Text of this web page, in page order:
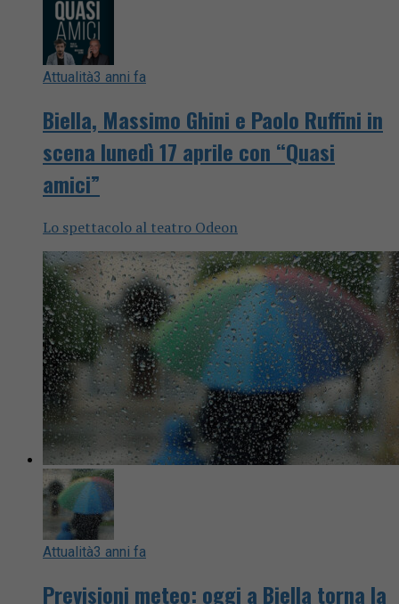
Attualità3 anni fa
Biella, Massimo Ghini e Paolo Ruffini in
scena lunedì 17 aprile con “Quasi
amici”
Lo spettacolo al teatro Odeon
Attualità3 anni fa
Previsioni meteo: oggi a Biella torna la